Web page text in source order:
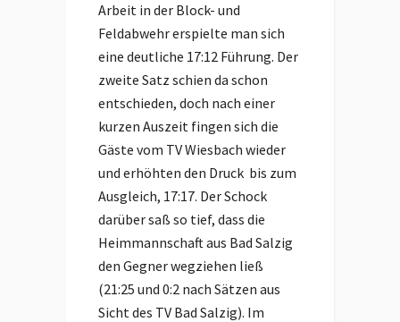
Arbeit in der Block- und
Feldabwehr erspielte man sich
eine deutliche 17:12 Führung. Der
zweite Satz schien da schon
entschieden, doch nach einer
kurzen Auszeit fingen sich die
Gäste vom TV Wiesbach wieder
und erhöhten den Druck bis zum
Ausgleich, 17:17. Der Schock
darüber saß so tief, dass die
Heimmannschaft aus Bad Salzig
den Gegner wegziehen ließ
(21:25 und 0:2 nach Sätzen aus
Sicht des TV Bad Salzig). Im